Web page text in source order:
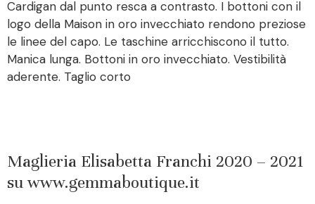
Cardigan dal punto resca a contrasto. I bottoni con il
logo della Maison in oro invecchiato rendono preziose
le linee del capo. Le taschine arricchiscono il tutto.
Manica lunga. Bottoni in oro invecchiato. Vestibilità
aderente. Taglio corto
Maglieria Elisabetta Franchi 2020 – 2021
su www.gemmaboutique.it